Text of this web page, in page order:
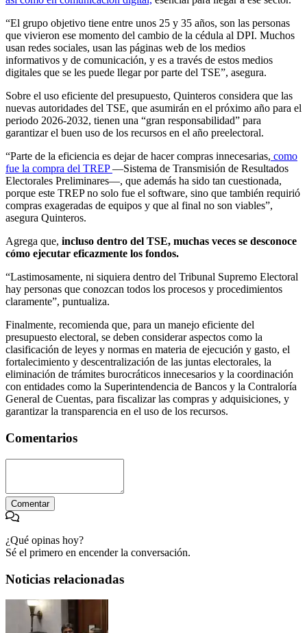
“El grupo objetivo tiene entre unos 25 y 35 años, son las personas
que vivieron ese momento del cambio de la cédula al DPI. Muchos
usan redes sociales, usan las páginas web de los medios
informativos y de comunicación, y es a través de estos medios
digitales que se les puede llegar por parte del TSE”, asegura.
Sobre el uso eficiente del presupuesto, Quinteros considera que las
nuevas autoridades del TSE, que asumirán en el próximo año para el
periodo 2026-2032, tienen una “gran responsabilidad” para
garantizar el buen uso de los recursos en el año preelectoral.
“Parte de la eficiencia es dejar de hacer compras innecesarias, como
fue la compra del TREP—Sistema de Transmisión de Resultados
Electorales Preliminares—, que además ha sido tan cuestionada,
porque este TREP no solo fue el software, sino que también requirió
compras exageradas de equipos y que al final no son viables”,
asegura Quinteros.
Agrega que, incluso dentro del TSE, muchas veces se desconoce
cómo ejecutar eficazmente los fondos.
“Lastimosamente, ni siquiera dentro del Tribunal Supremo Electoral
hay personas que conozcan todos los procesos y procedimientos
claramente”, puntualiza.
Finalmente, recomienda que, para un manejo eficiente del
presupuesto electoral, se deben considerar aspectos como la
clasificación de leyes y normas en materia de ejecución y gasto, el
fortalecimiento y descentralización de las juntas electorales, la
eliminación de trámites burocráticos innecesarios y la coordinación
con entidades como la Superintendencia de Bancos y la Contraloría
General de Cuentas, para fiscalizar las compras y adquisiciones, y
garantizar la transparencia en el uso de los recursos.
Comentarios
Comentar
¿Qué opinas hoy?
Sé el primero en encender la conversación.
Noticias relacionadas